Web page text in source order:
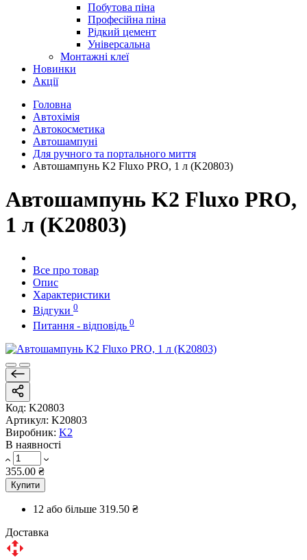
Побутова піна
Професійна піна
Рідкий цемент
Універсальна
Монтажні клеї
Новинки
Акції
Головна
Автохімія
Автокосметика
Автошампуні
Для ручного та портального миття
Автошампунь K2 Fluxo PRO, 1 л (K20803)
Автошампунь K2 Fluxo PRO,
1 л (K20803)
Все про товар
Опис
Характеристики
Відгуки 0
Питання - відповідь 0
Код: K20803
Артикул: K20803
Виробник: K2
В наявності
355.00 ₴
Купити
12 або більше 319.50 ₴
Доставка